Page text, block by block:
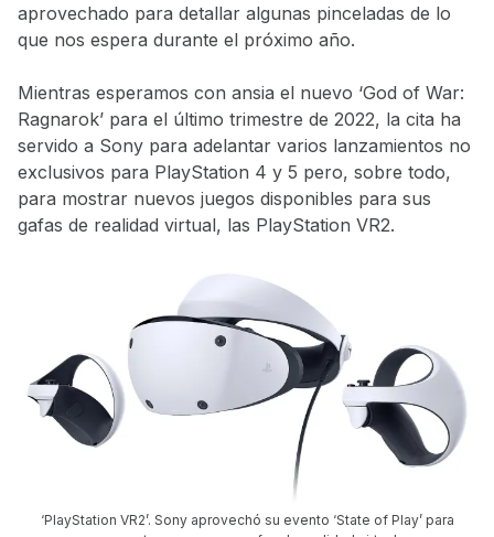
aprovechado para detallar algunas pinceladas de lo
que nos espera durante el próximo año.
Mientras esperamos con ansia el nuevo ‘God of War:
Ragnarok’ para el último trimestre de 2022, la cita ha
servido a Sony para adelantar varios lanzamientos no
exclusivos para PlayStation 4 y 5 pero, sobre todo,
para mostrar nuevos juegos disponibles para sus
gafas de realidad virtual, las PlayStation VR2.
‘PlayStation VR2’. Sony aprovechó su evento ‘State of Play’ para